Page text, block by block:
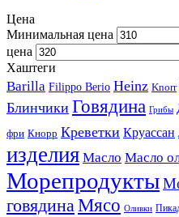
Цена
Минимальная цена
цена
Хаштеги
Barilla Filippo Berio Heinz Knorr
Блинчики Говядина Грибы
фри Кнорр Креветки Круассан
изделия Масло Масло
Морепродукты
говядинаМясо Оливки